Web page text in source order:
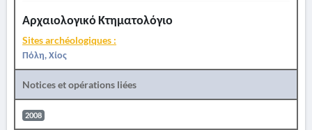
Αρχαιολογικό Κτηματολόγιο
Sites archéologiques :
Πόλη, Χίος
Notices et opérations liées
2008